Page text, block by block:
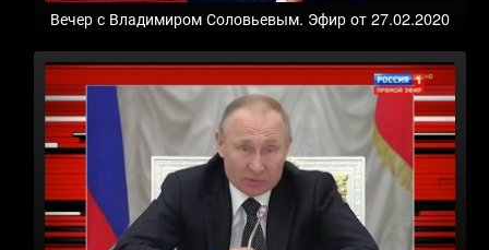
Вечер с Владимиром Соловьевым. Эфир от 27.02.2020